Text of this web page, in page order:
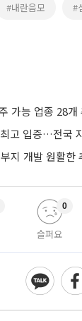
#내란음모 #
슬퍼요
0